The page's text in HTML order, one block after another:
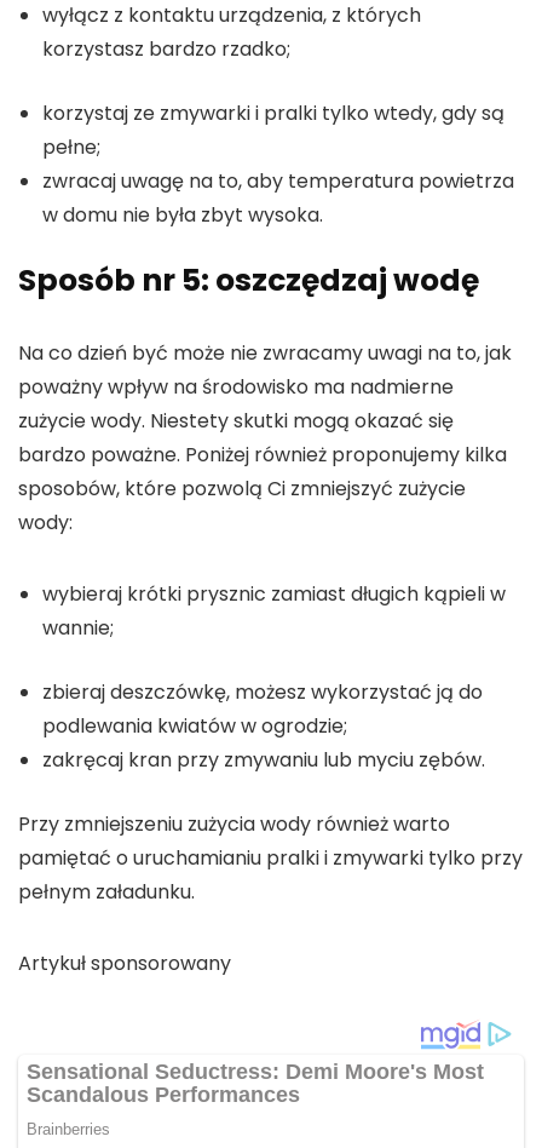
wyłącz z kontaktu urządzenia, z których
korzystasz bardzo rzadko;
korzystaj ze zmywarki i pralki tylko wtedy, gdy są
pełne;
zwracaj uwagę na to, aby temperatura powietrza
w domu nie była zbyt wysoka.
Sposób nr 5: oszczędzaj wodę
Na co dzień być może nie zwracamy uwagi na to, jak
poważny wpływ na środowisko ma nadmierne
zużycie wody. Niestety skutki mogą okazać się
bardzo poważne. Poniżej również proponujemy kilka
sposobów, które pozwolą Ci zmniejszyć zużycie
wody:
wybieraj krótki prysznic zamiast długich kąpieli w
wannie;
zbieraj deszczówkę, możesz wykorzystać ją do
podlewania kwiatów w ogrodzie;
zakręcaj kran przy zmywaniu lub myciu zębów.
Przy zmniejszeniu zużycia wody również warto
pamiętać o uruchamianiu pralki i zmywarki tylko przy
pełnym załadunku.
Artykuł sponsorowany